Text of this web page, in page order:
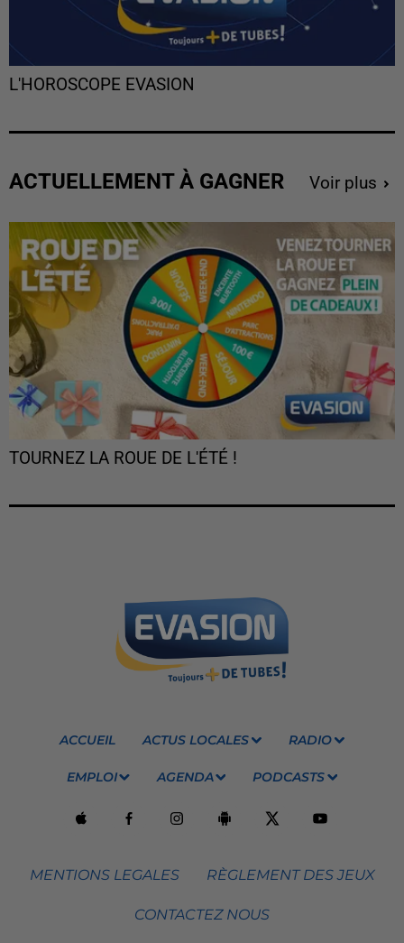
L'HOROSCOPE EVASION
ACTUELLEMENT À GAGNER Voir plus
TOURNEZ LA ROUE DE L'ÉTÉ !
ACCUEIL ACTUS LOCALES RADIO
EMPLOI AGENDA PODCASTS
MENTIONS LEGALES RÈGLEMENT DES JEUX
CONTACTEZ NOUS